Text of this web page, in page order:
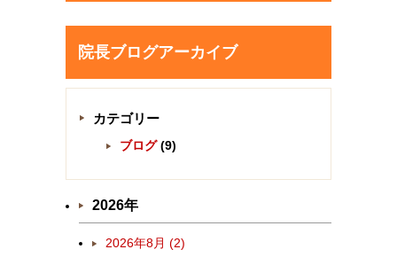
院長ブログアーカイブ
カテゴリー
ブログ(9)
2026年
2026年8月 (2)